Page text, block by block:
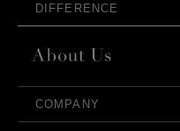
DIFFERENCE
COMPANY